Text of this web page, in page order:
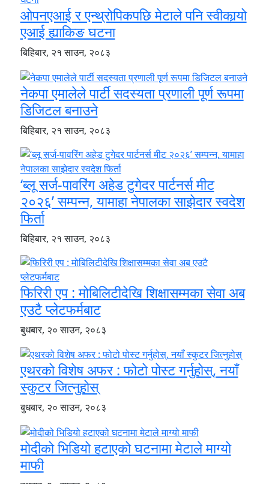
ओपनएआई र एन्थ्रोपिकपछि मेटाले पनि स्वीकार्‍यो
एआई ह्याकिङ घटना
बिहिबार, २१ साउन, २०८३
नेकपा एमालेले पार्टी सदस्यता प्रणाली पूर्ण रूपमा
डिजिटल बनाउने
बिहिबार, २१ साउन, २०८३
‘ब्लू सर्ज-पावरिंग अहेड टुगेदर पार्टनर्स मीट
२०२६’ सम्पन्न, यामाहा नेपालका साझेदार स्वदेश
फिर्ता
बिहिबार, २१ साउन, २०८३
फिरिरी एप : मोबिलिटीदेखि शिक्षासम्मका सेवा अब
एउटै प्लेटफर्मबाट
बुधबार, २० साउन, २०८३
एथरको विशेष अफर : फोटो पोस्ट गर्नुहोस्, नयाँ
स्कुटर जित्नुहोस्
बुधबार, २० साउन, २०८३
मोदीको भिडियो हटाएको घटनामा मेटाले माग्यो
माफी